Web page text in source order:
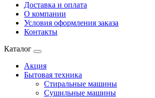
Доставка и оплата
О компании
Условия оформления заказа
Контакты
Каталог
Акция
Бытовая техника
Стиральные машины
Сушильные машины